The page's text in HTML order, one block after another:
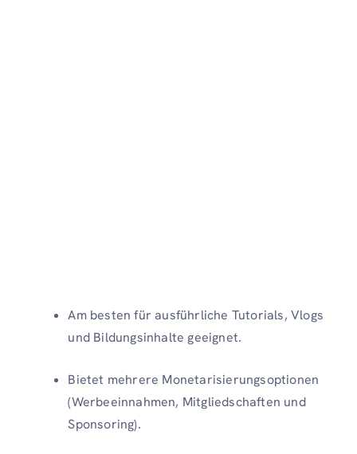
Am besten für ausführliche Tutorials, Vlogs
und Bildungsinhalte geeignet.
Bietet mehrere Monetarisierungsoptionen
(Werbeeinnahmen, Mitgliedschaften und
Sponsoring).